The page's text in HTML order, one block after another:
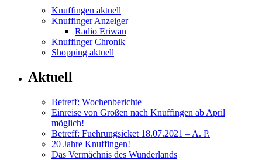
Knuffingen aktuell
Knuffinger Anzeiger
Radio Eriwan
Knuffinger Chronik
Shopping aktuell
Aktuell
Betreff: Wochenberichte
Einreise von Großen nach Knuffingen ab April
möglich!
Betreff: Fuehrungsicket 18.07.2021 – A. P.
20 Jahre Knuffingen!
Das Vermächnis des Wunderlands